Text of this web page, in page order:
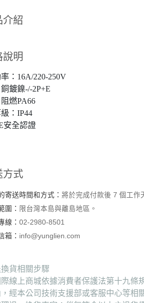
介紹
說明
：16A/220-250V
鍍鎳-/-2P+E
燃PA66
：IP44
安全認證
方式
寄送時間和方式： 將於完成付款後 7 個工作
圍： 限台灣本島與離島地區。
線： 02-2980-8501
箱： info@yunglien.com
貨相關步驟
線上商城依據消費者保護法第十九條
經本公司技術支援部或客服中心等